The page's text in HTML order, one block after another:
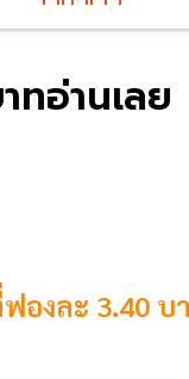
ทอ่านเลย
องละ 3.40